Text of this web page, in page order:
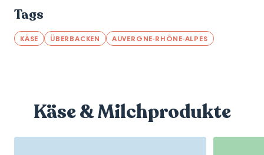
Tags
KÄSE ÜBERBACKEN AUVERGNE-RHÔNE-ALPES
Käse & Milchprodukte